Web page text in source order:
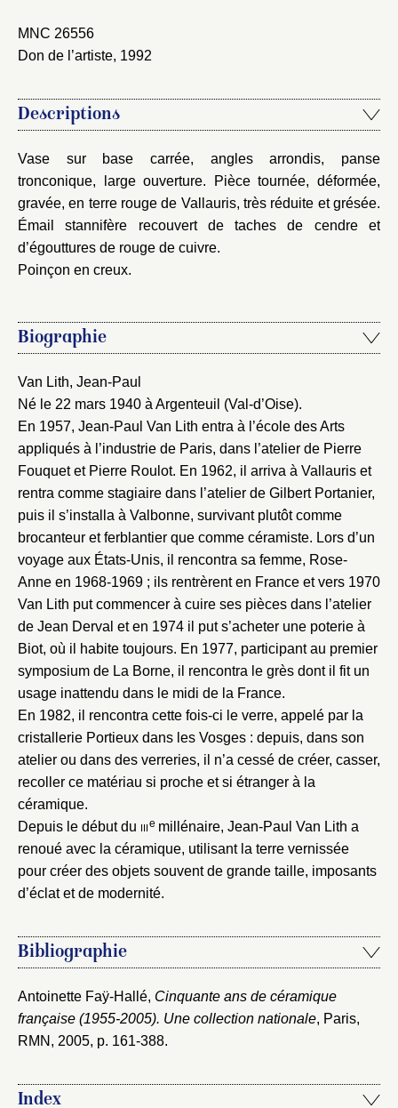
MNC 26556
Don de l’artiste, 1992
Descriptions
Vase sur base carrée, angles arrondis, panse
tronconique, large ouverture. Pièce tournée, déformée,
gravée, en terre rouge de Vallauris, très réduite et grésée.
Émail stannifère recouvert de taches de cendre et
d’égouttures de rouge de cuivre.
Poinçon en creux.
Biographie
Van Lith, Jean-Paul
Né le 22 mars 1940 à Argenteuil (Val-d’Oise).
En 1957, Jean-Paul Van Lith entra à l’école des Arts
appliqués à l’industrie de Paris, dans l’atelier de Pierre
Fouquet et Pierre Roulot. En 1962, il arriva à Vallauris et
rentra comme stagiaire dans l’atelier de Gilbert Portanier,
puis il s’installa à Valbonne, survivant plutôt comme
brocanteur et ferblantier que comme céramiste. Lors d’un
voyage aux États-Unis, il rencontra sa femme, Rose-
Anne en 1968-1969 ; ils rentrèrent en France et vers 1970
Van Lith put commencer à cuire ses pièces dans l’atelier
de Jean Derval et en 1974 il put s’acheter une poterie à
Biot, où il habite toujours. En 1977, participant au premier
symposium de La Borne, il rencontra le grès dont il fit un
usage inattendu dans le midi de la France.
En 1982, il rencontra cette fois-ci le verre, appelé par la
cristallerie Portieux dans les Vosges : depuis, dans son
atelier ou dans des verreries, il n’a cessé de créer, casser,
recoller ce matériau si proche et si étranger à la
céramique.
Depuis le début du iiie millénaire, Jean-Paul Van Lith a
renoué avec la céramique, utilisant la terre vernissée
pour créer des objets souvent de grande taille, imposants
d’éclat et de modernité.
Bibliographie
Antoinette Faÿ-Hallé, Cinquante ans de céramique
française (1955-2005). Une collection nationale, Paris,
RMN, 2005, p. 161-388.
Index
Valider
Nouveau dossier
Créer et ajouter
Mot de passe
Envoyer